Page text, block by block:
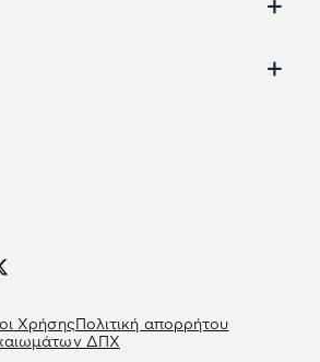
ΧρήσηςΠολιτική απορρήτου
ΔΠΧ